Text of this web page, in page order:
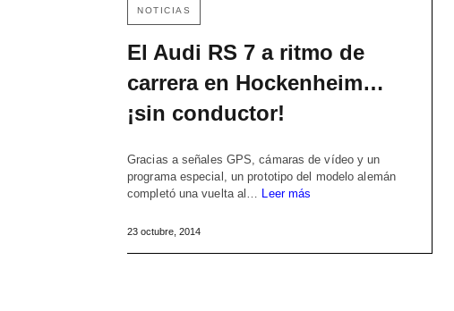
NOTICIAS
El Audi RS 7 a ritmo de
carrera en Hockenheim…
¡sin conductor!
Gracias a señales GPS, cámaras de vídeo y un
programa especial, un prototipo del modelo alemán
completó una vuelta al…
Leer más
23 octubre, 2014